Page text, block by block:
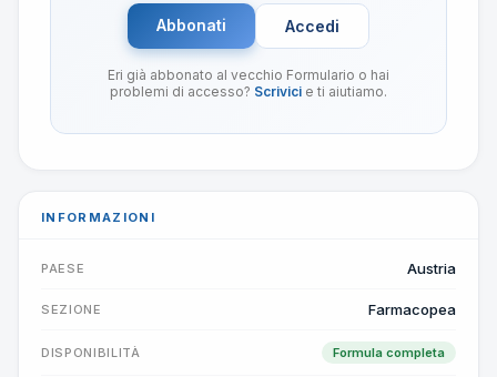
Abbonati Accedi
Eri già abbonato al vecchio Formulario o hai
problemi di accesso? Scrivici e ti aiutiamo.
INFORMAZIONI
PAESE Austria
SEZIONE Farmacopea
DISPONIBILITÀ Formula completa